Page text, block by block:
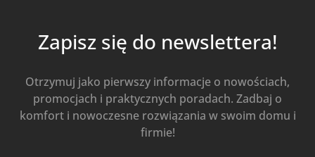
Zapisz się do newslettera!
Otrzymuj jako pierwszy informacje o nowościach,
promocjach i praktycznych poradach. Zadbaj o
komfort i nowoczesne rozwiązania w swoim domu i
firmie!